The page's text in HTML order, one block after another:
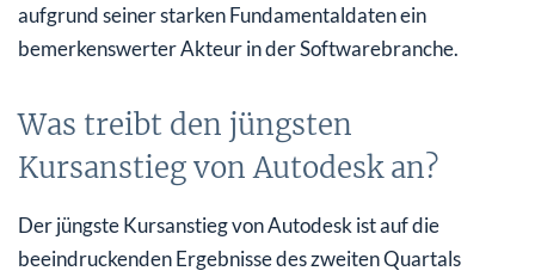
aufgrund seiner starken Fundamentaldaten ein
bemerkenswerter Akteur in der Softwarebranche.
Was treibt den jüngsten
Kursanstieg von Autodesk an?
Der jüngste Kursanstieg von Autodesk ist auf die
beeindruckenden Ergebnisse des zweiten Quartals